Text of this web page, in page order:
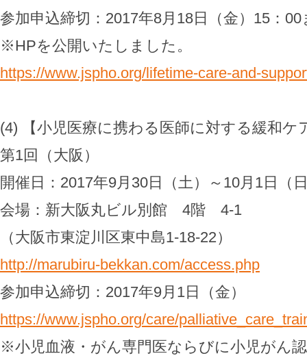
参加申込締切：2017年8月18日（金）15：00
※HPを公開いたしました。
https://www.jspho.org/lifetime-care-and-
(4) 【小児医療に携わる医師に対する緩和ケ
第1回（大阪）
開催日：2017年9月30日（土）～10月1日（
会場：新大阪丸ビル別館 4階 4-1
（大阪市東淀川区東中島1-18-22）
http://marubiru-bekkan.com/access.php
参加申込締切：2017年9月1日（金）
https://www.jspho.org/care/
※小児血液・がん専門医ならびに小児がん